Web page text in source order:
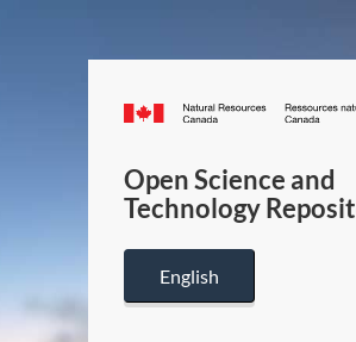
Canada.ca
Open Science and
Technology
English